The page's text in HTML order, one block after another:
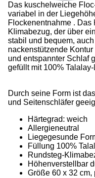
Das kuschelweiche
variabel in der
Flockenentnahme .
Klimabezug, der über
stabil und bequem,
nackenstützende
und entspannter Schlaf
gefüllt mit 100%
Durch seine Form ist
und Seitenschläfer
Härtegrad: weich
Allergieneutral
Liegegesunde
Füllung 100%
Rundsteg-
Höhenverstellbar
Größe 60 x 32 cm,